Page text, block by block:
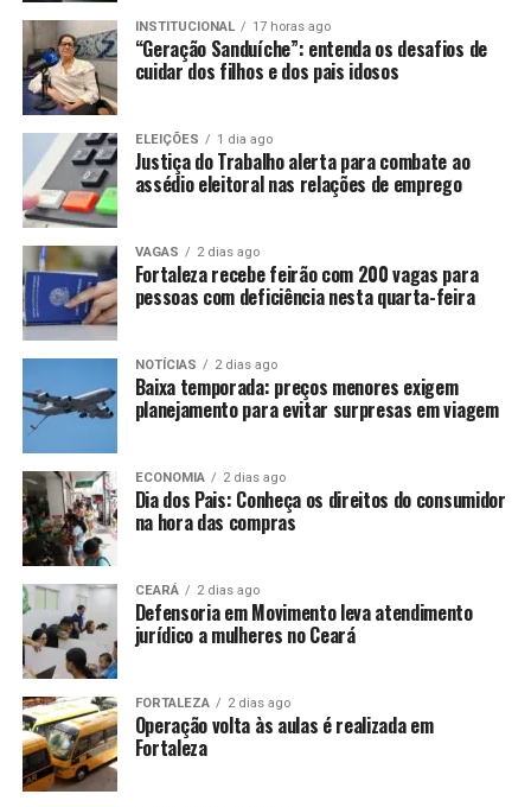
INSTITUCIONAL 17 horas ago
“Geração Sanduíche”: entenda os desafios de
cuidar dos filhos e dos pais idosos
ELEIÇÕES 1 dia ago
Justiça do Trabalho alerta para combate ao
assédio eleitoral nas relações de emprego
VAGAS 2 dias ago
Fortaleza recebe feirão com 200 vagas para
pessoas com deficiência nesta quarta-feira
NOTÍCIAS 2 dias ago
Baixa temporada: preços menores exigem
planejamento para evitar surpresas em viagem
ECONOMIA 2 dias ago
Dia dos Pais: Conheça os direitos do consumidor
na hora das compras
CEARÁ 2 dias ago
Defensoria em Movimento leva atendimento
jurídico a mulheres no Ceará
FORTALEZA 2 dias ago
Operação volta às aulas é realizada em
Fortaleza